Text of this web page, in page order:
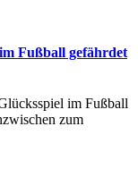
Fußball gefährdet
im Fußball
zum